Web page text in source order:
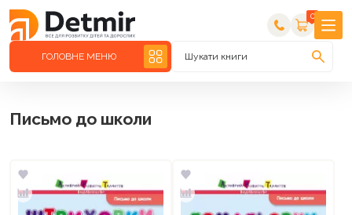
0
ГОЛОВНЕ МЕНЮ Шукати книги
Письмо до школи